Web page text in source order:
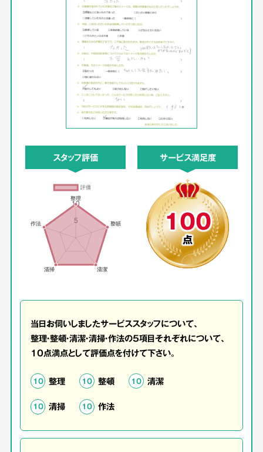
スタッフ評価 サービス満足度
100
点
当日お伺いしましたサービススタッフについて、
整理・整頓・清潔・清掃・作法の5項目それぞれについて、
10点満点として評価点を付けて下さい。
10 整理 10 整頓 10 清潔
10 清掃 10 作法